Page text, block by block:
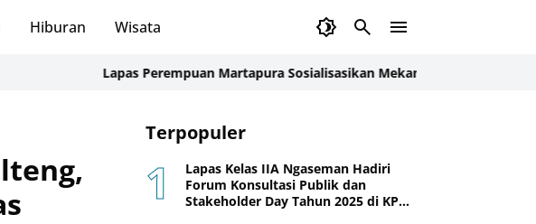
Hiburan Wisata
Lapas Perempuan Martapura Sosialisasikan Mekanisme Remisi dan Integrasi
Terpopuler
Lapas Kelas IIA Ngaseman Hadiri
Forum Konsultasi Publik dan
Stakeholder Day Tahun 2025 di KPPN